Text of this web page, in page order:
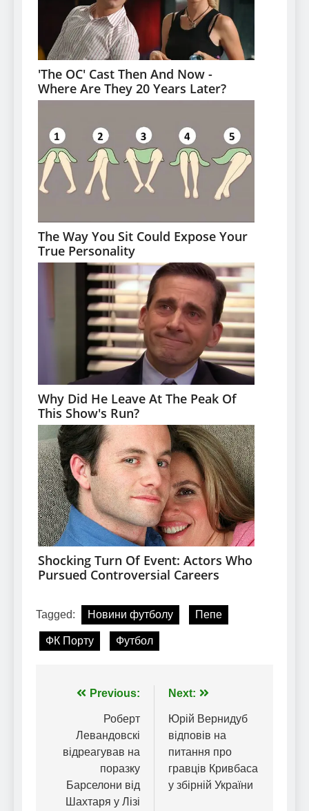
Tagged: Новини футболу Пепе
ФК Порту Футбол
Навігація
записів
Previous:
Роберт
Левандовскі
відреагував на
поразку
Барселони від
Шахтаря у Лізі
Next:
Юрій Вернидуб
відповів на
питання про
гравців Кривбаса
у збірній України